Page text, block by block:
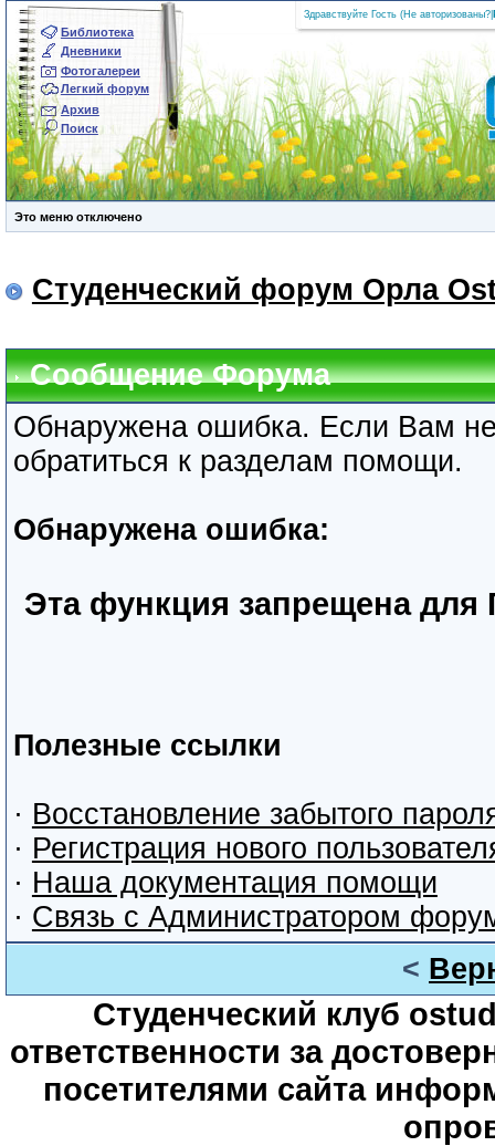
Библиотека
Дневники
Фотогалереи
Легкий форум
Архив
Поиск
Здравствуйте Гость (Не авторизованы?
Это меню отключено
Студенческий форум Орла
Сообщение Форума
Обнаружена ошибка. Если Вам
обратиться к разделам помощи.
Обнаружена ошибка:
Эта функция запрещена для
Полезные ссылки
· Восстановление забытого
· Регистрация нового
· Наша документация помощи
· Связь с Администратором
<
Студенческий клуб
ответственности за
посетителями сайта